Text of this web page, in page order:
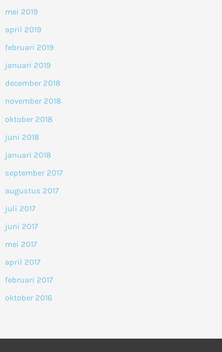
mei 2019
april 2019
februari 2019
januari 2019
december 2018
november 2018
oktober 2018
juni 2018
januari 2018
september 2017
augustus 2017
juli 2017
juni 2017
mei 2017
april 2017
februari 2017
oktober 2016